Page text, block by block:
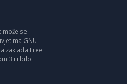
se
GNU
zaklada Free
3 ili bilo